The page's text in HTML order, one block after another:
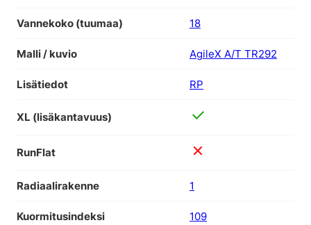
Vannekoko (tuumaa) 18
Malli / kuvio AgileX A/T TR292
Lisätiedot RP
XL (lisäkantavuus)
RunFlat
Radiaalirakenne 1
Kuormitusindeksi 109